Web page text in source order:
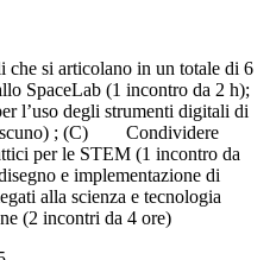
che si articolano in un totale di 6
(1 incontro da 2 h);
degli strumenti digitali di
; (C) Condividere
per le STEM (1 incontro da
e implementazione di
alla scienza e tecnologia
(2 incontri da 4 ore)